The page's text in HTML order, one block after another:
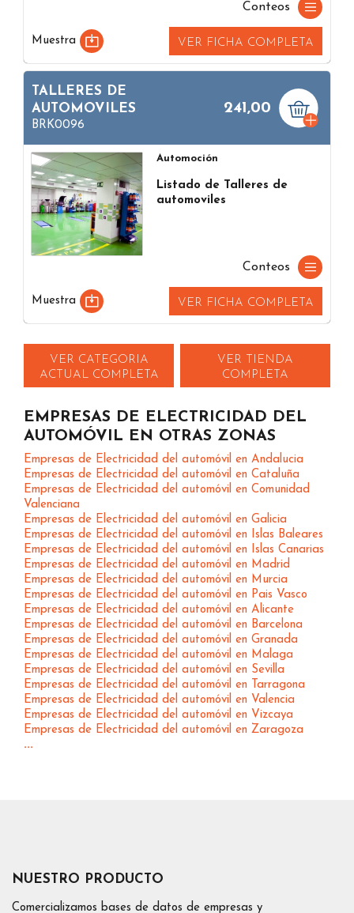
Conteos
Muestra VER FICHA COMPLETA
TALLERES DE
AUTOMOVILES
BRK0096
241,00
Automoción
Listado de Talleres de
automoviles
Conteos
Muestra VER FICHA COMPLETA
VER CATEGORIA
ACTUAL COMPLETA
VER TIENDA
COMPLETA
EMPRESAS DE ELECTRICIDAD DEL
AUTOMÓVIL EN OTRAS ZONAS
Empresas de Electricidad del automóvil en Andalucia
Empresas de Electricidad del automóvil en Cataluña
Empresas de Electricidad del automóvil en Comunidad
Valenciana
Empresas de Electricidad del automóvil en Galicia
Empresas de Electricidad del automóvil en Islas Baleares
Empresas de Electricidad del automóvil en Islas Canarias
Empresas de Electricidad del automóvil en Madrid
Empresas de Electricidad del automóvil en Murcia
Empresas de Electricidad del automóvil en Pais Vasco
Empresas de Electricidad del automóvil en Alicante
Empresas de Electricidad del automóvil en Barcelona
Empresas de Electricidad del automóvil en Granada
Empresas de Electricidad del automóvil en Malaga
Empresas de Electricidad del automóvil en Sevilla
Empresas de Electricidad del automóvil en Tarragona
Empresas de Electricidad del automóvil en Valencia
Empresas de Electricidad del automóvil en Vizcaya
Empresas de Electricidad del automóvil en Zaragoza
...
NUESTRO PRODUCTO
Comercializamos bases de datos de empresas y